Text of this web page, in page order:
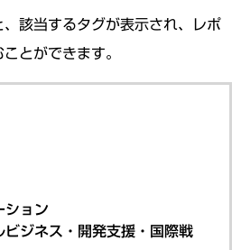
該当するタグが表示され、レポ
とができます。
ション
ビジネス・開発支援・国際戦